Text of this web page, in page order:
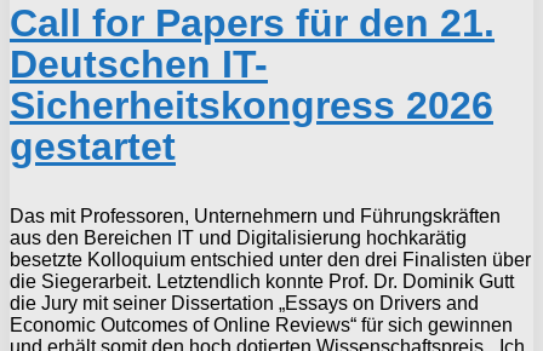
Call for Papers für den 21.
Deutschen IT-
Sicherheitskongress 2026
gestartet
Das mit Professoren, Unternehmern und Führungskräften
aus den Bereichen IT und Digitalisierung hochkarätig
besetzte Kolloquium entschied unter den drei Finalisten über
die Siegerarbeit. Letztendlich konnte Prof. Dr. Dominik Gutt
die Jury mit seiner Dissertation „Essays on Drivers and
Economic Outcomes of Online Reviews“ für sich gewinnen